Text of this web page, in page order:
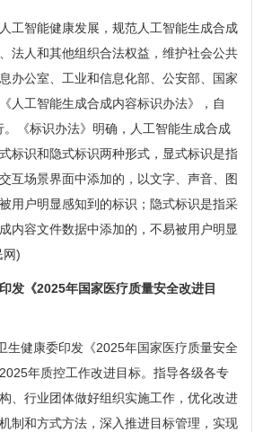
智能健康发展，规范人工智能生成合成
法人和其他组织合法权益，维护社会公共
办公室、工业和信息化部、公安部、国家
人工智能生成合成内容标识办法》，自
《标识办法》明确，人工智能生成合成
标识和隐式标识两种形式，显式标识是指
互场景界面中添加的，以文字、声音、图
用户明显感知到的标识；隐式标识是指采
内容文件数据中添加的，不易被用户明显
网)
《2025年国家医疗质量安全改进目
健康委印发《2025年国家医疗质量安全
年质控工作改进目标。指导各级各专
、行业团体做好组织实施工作，优化改进
制和方式方法，深入推进目标管理，实现